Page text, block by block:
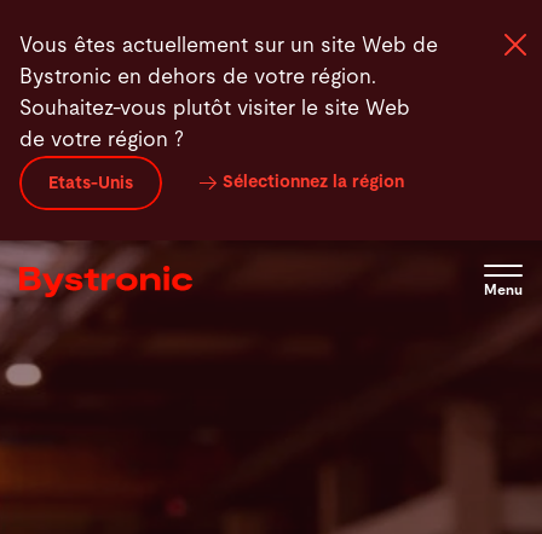
au
contenu
principal
Vous êtes actuellement sur un site Web de
Bystronic en dehors de votre région.
Souhaitez-vous plutôt visiter le site Web
de votre région ?
Etats-Unis Sélectionnez la région
Menu
Machines et Logiciel
Services
Applications
Actualités - Presse